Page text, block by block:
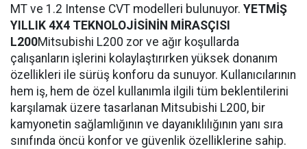
MT ve 1.2 Intense CVT modelleri bulunuyor. YETMİŞ
YILLIK 4X4 TEKNOLOJİSİNİN MİRASÇISI
L200Mitsubishi L200 zor ve ağır koşullarda
çalışanların işlerini kolaylaştırırken yüksek donanım
özellikleri ile sürüş konforu da sunuyor. Kullanıcılarının
hem iş, hem de özel kullanımla ilgili tüm beklentilerini
karşılamak üzere tasarlanan Mitsubishi L200, bir
kamyonetin sağlamlığının ve dayanıklılığının yanı sıra
sınıfında öncü konfor ve güvenlik özelliklerine sahip.